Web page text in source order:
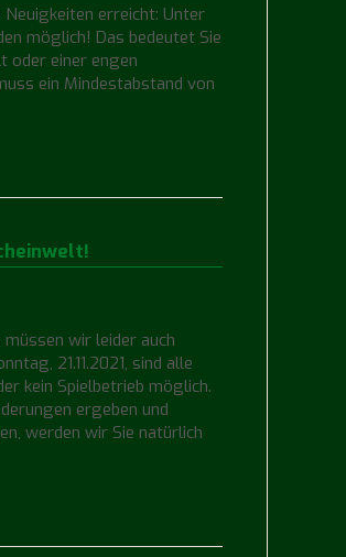
Neuigkeiten erreicht: Unter
möglich! Das bedeutet Sie
oder einer engen
ein Mindestabstand von
wir leider auch
21.11.2021, sind alle
kein Spielbetrieb möglich.
ergeben und
werden wir Sie natürlich